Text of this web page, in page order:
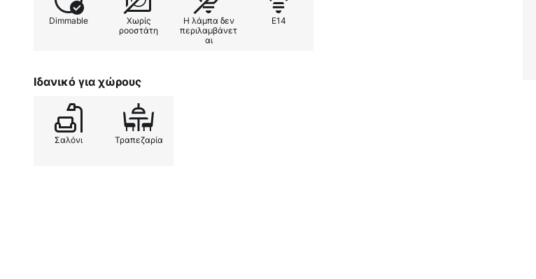
Dimmable
Χωρίς
ροοστάτη
Η λάμπα δεν
περιλαμβάνετ
αι
E14
Ιδανικό για χώρους
Σαλόνι Τραπεζαρία